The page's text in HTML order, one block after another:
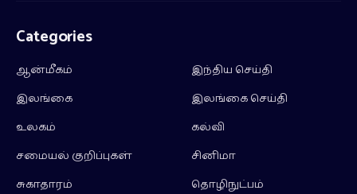
Categories
ஆன்மீகம்
இந்திய செய்தி
இலங்கை
இலங்கை செய்தி
உலகம்
கல்வி
சமையல் குறிப்புகள்
சினிமா
சுகாதாரம்
தொழிநுட்பம்